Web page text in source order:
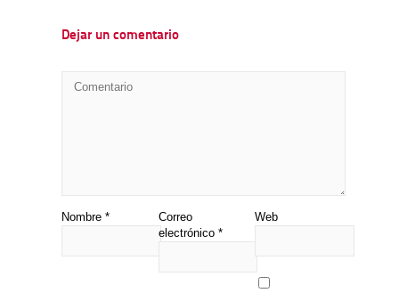
Dejar un comentario
Nombre *
Correo
electrónico *
Web